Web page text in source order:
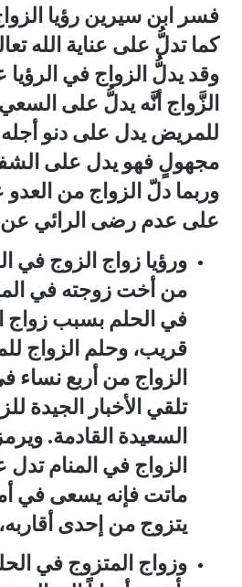
فسر ابن سيرينرؤيا
كما تدلُّ على عناية الله
وقد يدلُّ الزواج في الرؤيا
الزَّواج أنَّه يدلُّ على
للمريض يدل على دنو أجله
مجهولٍ فهو يدل على
وربما دلّ الزواج من
على عدم رضى الرائي عن
ورؤيا زواج الزوج في
من أخت زوجته في
في الحلم بسبب زواج
قريب، وحلم الزواج
الزواج من أربع نساء
تلقي الأخبار الجيدة
السعيدة القادمة.
الزواج في المنام
ماتت فإنه يسعى في
يتزوج من إحدى
وزواج المتزوج في